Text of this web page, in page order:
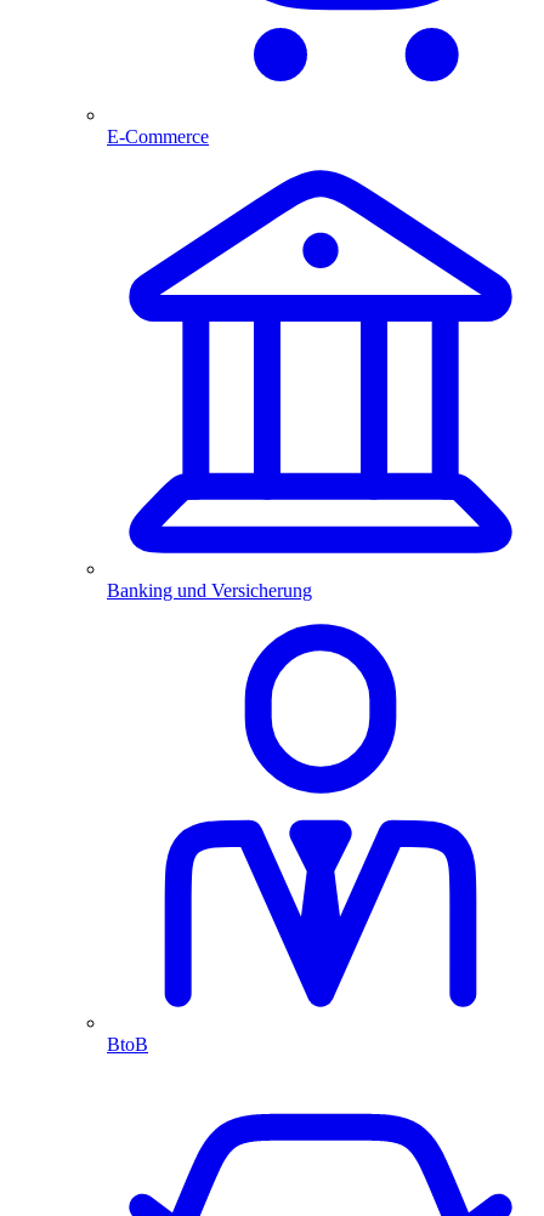
E-Commerce
Banking und Versicherung
BtoB